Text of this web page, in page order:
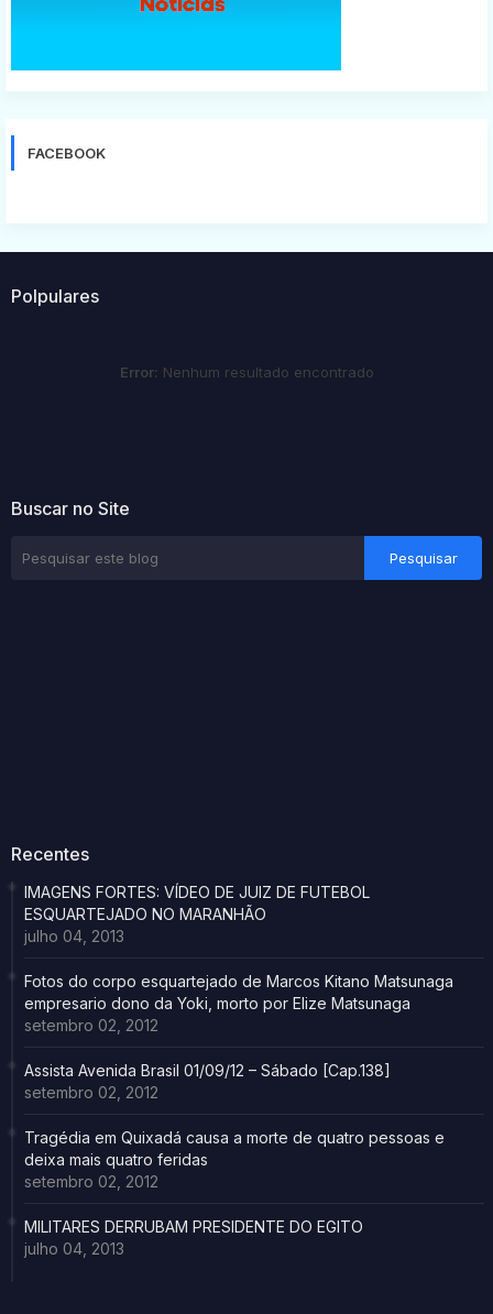
FACEBOOK
Polpulares
Error: Nenhum resultado encontrado
Buscar no Site
Recentes
IMAGENS FORTES: VÍDEO DE JUIZ DE FUTEBOL
ESQUARTEJADO NO MARANHÃO
julho 04, 2013
Fotos do corpo esquartejado de Marcos Kitano Matsunaga
empresario dono da Yoki, morto por Elize Matsunaga
setembro 02, 2012
Assista Avenida Brasil 01/09/12 – Sábado [Cap.138]
setembro 02, 2012
Tragédia em Quixadá causa a morte de quatro pessoas e
deixa mais quatro feridas
setembro 02, 2012
MILITARES DERRUBAM PRESIDENTE DO EGITO
julho 04, 2013